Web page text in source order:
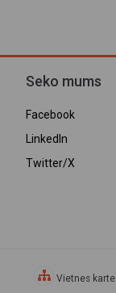
Seko mums
Facebook
LinkedIn
Twitter/X
Vietnes karte